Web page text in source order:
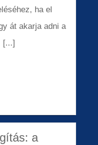
ha el
át akarja adni a
[...]
a